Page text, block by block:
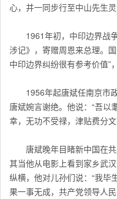
心，并一同步行至中山先生灵
1961年初，中印边界战争
涉记》，寄赠周恩来总理。
中印边界纠纷很有参考价值”
1956年起唐斌任南京市政
唐斌婉言谢绝。他说：“吾以
幸，无功不受禄，津贴费分
唐斌晚年目睹新中国在共
其当他从电影上看到家乡武
纵横，他对儿孙们说：“我毕
果一事无成，共产党领导人